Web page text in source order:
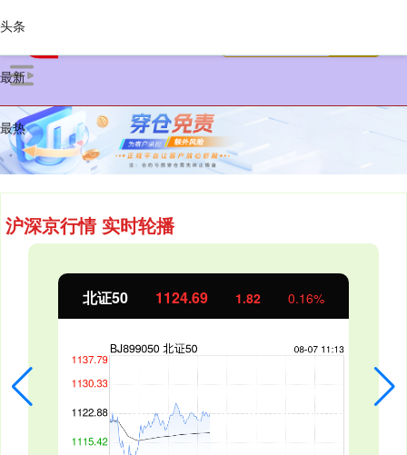
沪深京行情 实时轮播
北证50 1125.05 2.17 0.19%
头条
最新
最热